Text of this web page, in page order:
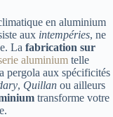
en aluminium
aux intempéries, ne
La fabrication sur
aluminium telle
pergola aux spécificités
, Quillan ou ailleurs
transforme votre